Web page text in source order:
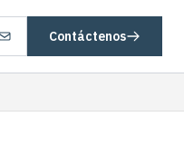
Contáctenos